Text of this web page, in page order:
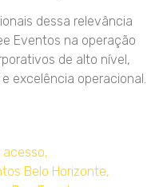
dessa relevância
Eventos na operação
de alto nível,
excelência operacional.
,
Belo Horizonte,